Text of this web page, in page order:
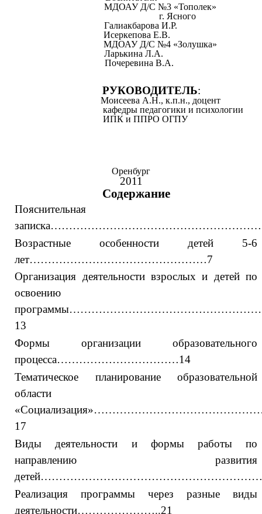
МДОАУ Д/С №3 «Тополек»
г. Ясного
Галиакбарова И.Р.
Исеркепова Е.В.
МДОАУ Д/С №4 «Золушка»
Ларькина Л.А.
Почеревина В.А.
РУКОВОДИТЕЛЬ:
Моисеева А.Н., к.п.н., доцент
кафедры педагогики и психологии
ИПК и ППРО ОГПУ
Оренбург
2011
Содержание
Пояснительная
Возрастные особенности детей 5-6
лет…………………………………………7
Организация деятельности взрослых и детей по
освоению
13
Формы организации образовательного
процесса……………………………14
Тематическое планирование образовательной
области
17
Виды деятельности и формы работы по
направлению развития
Реализация программы через разные виды
деятельности…………………..21